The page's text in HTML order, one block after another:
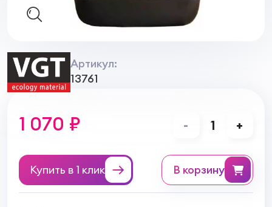
Артикул:
13761
1 070 ₽ - 1 +
Купить в 1 клик в корзину